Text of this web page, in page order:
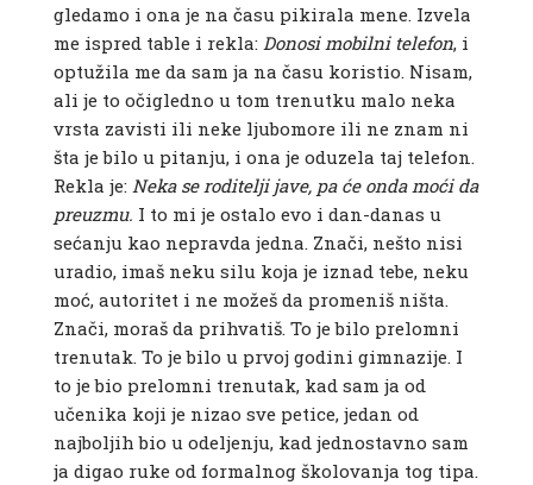
gledamo i ona je na času pikirala mene. Izvela
me ispred table i rekla: Donosi mobilni telefon, i
optužila me da sam ja na času koristio. Nisam,
ali je to očigledno u tom trenutku malo neka
vrsta zavisti ili neke ljubomore ili ne znam ni
šta je bilo u pitanju, i ona je oduzela taj telefon.
Rekla je: Neka se roditelji jave, pa će onda moći da
preuzmu. I to mi je ostalo evo i dan-danas u
sećanju kao nepravda jedna. Znači, nešto nisi
uradio, imaš neku silu koja je iznad tebe, neku
moć, autoritet i ne možeš da promeniš ništa.
Znači, moraš da prihvatiš. To je bilo prelomni
trenutak. To je bilo u prvoj godini gimnazije. I
to je bio prelomni trenutak, kad sam ja od
učenika koji je nizao sve petice, jedan od
najboljih bio u odeljenju, kad jednostavno sam
ja digao ruke od formalnog školovanja tog tipa.